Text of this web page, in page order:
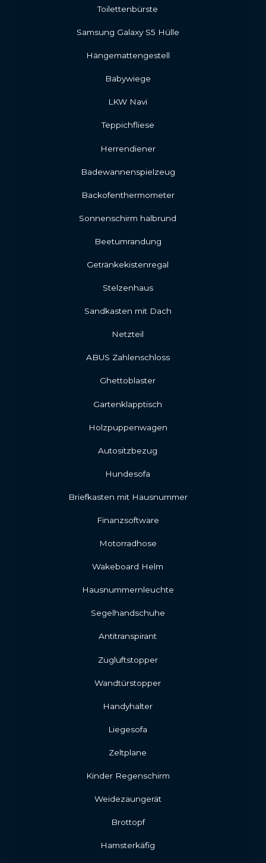
Toilettenbürste
Samsung Galaxy S5 Hülle
Hängemattengestell
Babywiege
LKW Navi
Teppichfliese
Herrendiener
Badewannenspielzeug
Backofenthermometer
Sonnenschirm halbrund
Beetumrandung
Getränkekistenregal
Stelzenhaus
Sandkasten mit Dach
Netzteil
ABUS Zahlenschloss
Ghettoblaster
Gartenklapptisch
Holzpuppenwagen
Autositzbezug
Hundesofa
Briefkasten mit Hausnummer
Finanzsoftware
Motorradhose
Wakeboard Helm
Hausnummernleuchte
Segelhandschuhe
Antitranspirant
Zugluftstopper
Wandtürstopper
Handyhalter
Liegesofa
Zeltplane
Kinder Regenschirm
Weidezaungerät
Brottopf
Hamsterkäfig